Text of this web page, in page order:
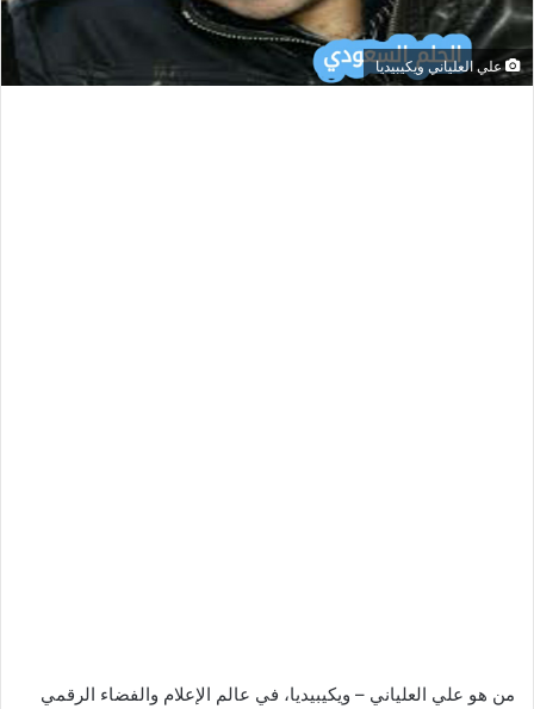
علي العلياني ويكيبيديا
من هو علي العلياني – ويكيبيديا، في عالم الإعلام والفضاء الرقمي